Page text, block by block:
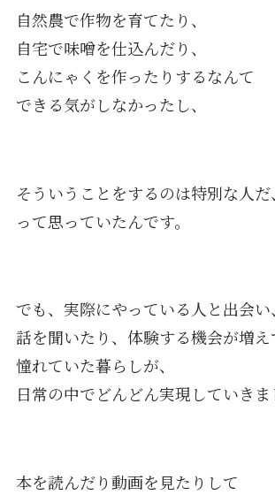
自然農で作物を育てたり、
自宅で味噌を仕込んだり、
こんにゃくを作ったりするなんて
できる気がしなかったし、
そういうことをするのは特別な人だ、
って思っていたんです。
でも、実際にやっている人と出会い、
話を聞いたり、体験する機会が増え
憧れていた暮らしが、
日常の中でどんどん実現していきま
本を読んだり動画を見たりして